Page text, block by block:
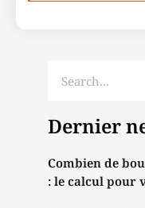
Dernier
Combien de
: le calcul pour